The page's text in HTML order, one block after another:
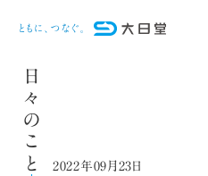
日々のこと 2022年09月23日